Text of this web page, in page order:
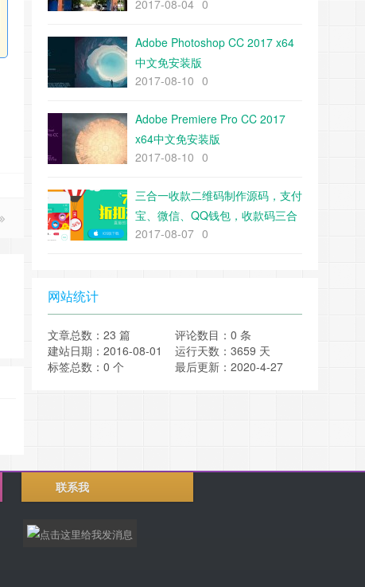
2017-08-04 0
Adobe Photoshop CC 2017 x64
中文免安装版
2017-08-10 0
Adobe Premiere Pro CC 2017
x64中文免安装版
2017-08-10 0
三合一收款二维码制作源码，支付
宝、微信、QQ钱包，收款码三合
一
2017-08-07 0
网站统计
文章总数：23 篇
评论数目：0 条
建站日期：2016-08-01
运行天数：3659 天
标签总数：0 个
最后更新：2020-4-27
联系我